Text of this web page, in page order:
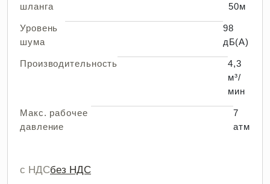
шланга
50м
Уровень
шума
98
дБ(А)
Производительность
4,3
м³/
мин
Макс. рабочее
давление
7
атм
с НДСбез НДС